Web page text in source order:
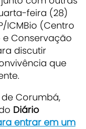
feira (28)
ICMBio (Centro
e Conservação
discutir
que
Corumbá,
Diário
entrar em um